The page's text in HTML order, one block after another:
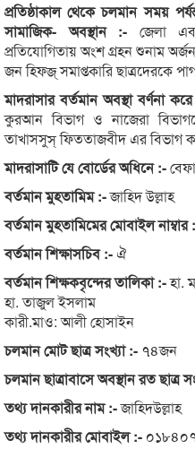
প্রতিষ্ঠাকাল থেকে চলমান সময়
সামাজিক- অবস্থান :- জেলা
প্রতিযোগিতায় অংশ গ্রহন শুনাম
জন হিফজ্ সমাপ্তকারি ছাত্রদেরকে
মাদরাসার বর্তমান অবস্থা বর্ণনা
কুরআন বিভাগ ও নাজেরা
তাখাসসুস্ ফিততাজবীদ এর বিভাগ
মাদরাসাটি যে বোর্ডের অধিনে :-
বর্তমান মুহতামিম :-জাহিদ উল্লাহ
বর্তমান মুহতামিমের মোবাইল নাম্বার
বর্তমান শিক্ষাসচিব :-ঐ
বর্তমান শিক্ষকবৃন্দের তালিকা :-হা.
হা. তাজুল ইসলাম
কারী.মাও: আলী হোসাইন
চলমান মোট ছাত্র সংখ্যা :- ৭৪জন
চলমান ছাত্রাবাসে অবস্থান রত ছাত্র
তথ্য দানকারীর নাম :-জাহিদউল্লাহ
তথ্য দানকারীর মোবাইল :-